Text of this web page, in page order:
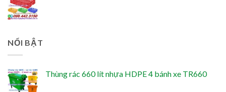
NỔI BẬT
Thùng rác 660 lít nhựa HDPE 4 bánh xe TR660